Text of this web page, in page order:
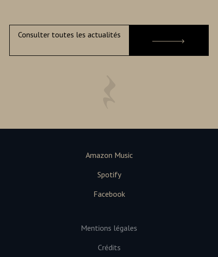
Consulter toutes les actualités
Amazon Music
Spotify
Facebook
Mentions légales
Crédits